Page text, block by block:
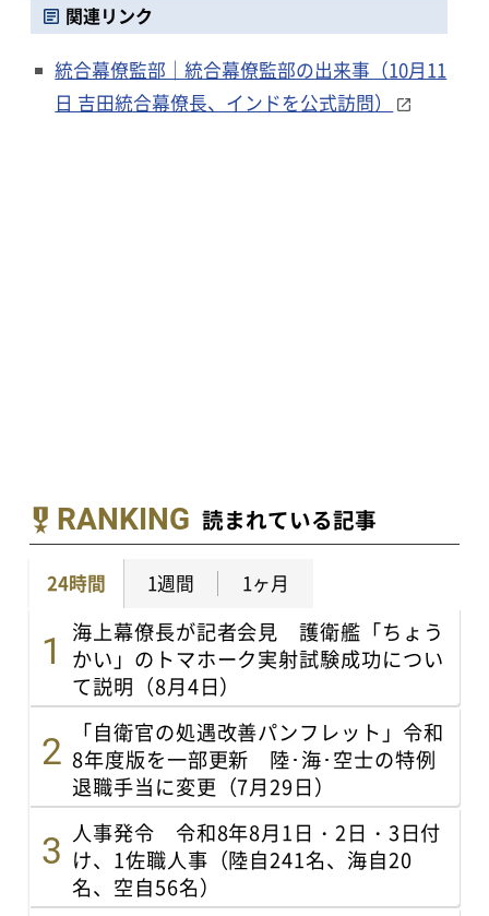
関連リンク
統合幕僚監部｜統合幕僚監部の出来事（10月11
日 吉田統合幕僚長、インドを公式訪問）
RANKING 読まれている記事
24時間 1週間 1ヶ月
海上幕僚長が記者会見 護衛艦「ちょう
かい」のトマホーク実射試験成功につい
て説明（8月4日）
「自衛官の処遇改善パンフレット」令和
8年度版を一部更新 陸･海･空士の特例
退職手当に変更（7月29日）
人事発令 令和8年8月1日・2日・3日付
け、1佐職人事（陸自241名、海自20
名、空自56名）